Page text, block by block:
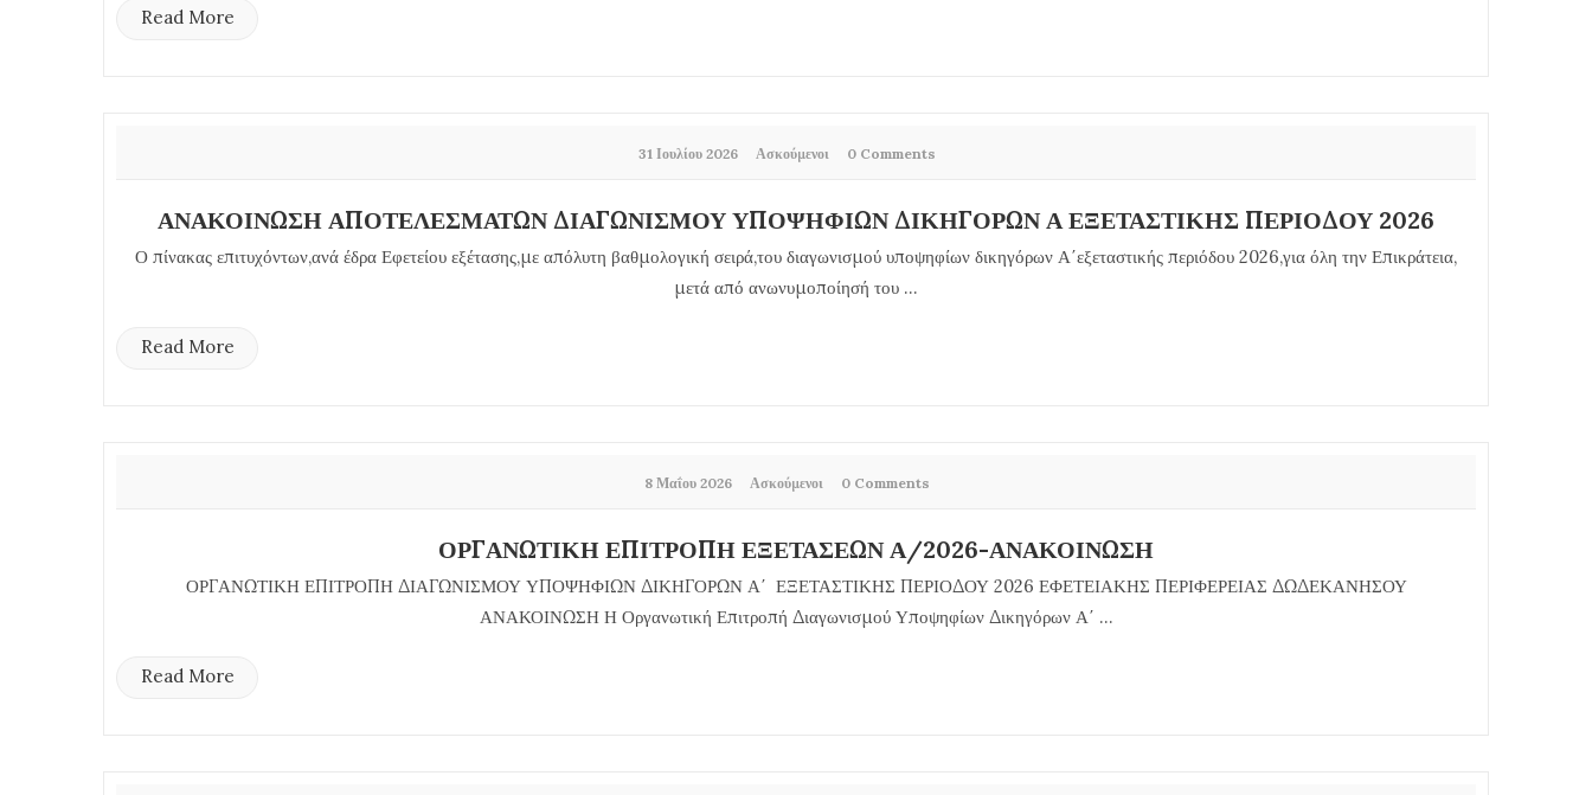
Read More
31 Ιουλίου 2026 Ασκούμενοι 0 Comments
ΑΝΑΚΟΙΝΩΣΗ ΑΠΟΤΕΛΕΣΜΑΤΩΝ ΔΙΑΓΩΝΙΣΜΟΥ ΥΠΟΨΗΦΙΩΝ ΔΙΚΗΓΟΡΩΝ Α ΕΞΕΤΑΣΤΙΚΗΣ ΠΕΡΙΟΔΟΥ 2026
Ο πίνακας επιτυχόντων,ανά έδρα Εφετείου εξέτασης,με απόλυτη βαθμολογική σειρά,του διαγωνισμού υποψηφίων δικηγόρων Α΄εξεταστικής περιόδου 2026,για όλη την Επικράτεια,
μετά από ανωνυμοποίησή του ...
Read More
8 Μαΐου 2026 Ασκούμενοι 0 Comments
ΟΡΓΑΝΩΤΙΚΗ ΕΠΙΤΡΟΠΗ ΕΞΕΤΑΣΕΩΝ Α/2026-ΑΝΑΚΟΙΝΩΣΗ
ΟΡΓΑΝΩΤΙΚΗ ΕΠΙΤΡΟΠΗ ΔΙΑΓΩΝΙΣΜΟΥ ΥΠΟΨΗΦΙΩΝ ΔΙΚΗΓΟΡΩΝ Α΄ ΕΞΕΤΑΣΤΙΚΗΣ ΠΕΡΙΟΔΟΥ 2026 ΕΦΕΤΕΙΑΚΗΣ ΠΕΡΙΦΕΡΕΙΑΣ ΔΩΔΕΚΑΝΗΣΟΥ
ΑΝΑΚΟΙΝΩΣΗ Η Οργανωτική Επιτροπή Διαγωνισμού Υποψηφίων Δικηγόρων Α΄ ...
Read More